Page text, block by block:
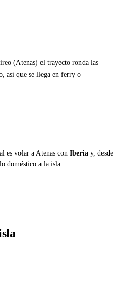
(Atenas) el trayecto ronda las
así que se llega en ferry o
es volar a Atenas con Iberiay, desde
doméstico a la isla.